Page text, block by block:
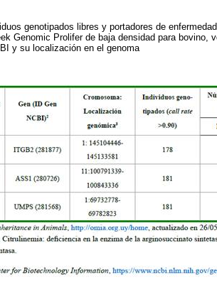
genotipados libres y portadores de
Genomic Prolifer de baja densidad para bovino,
y su localización en el genoma